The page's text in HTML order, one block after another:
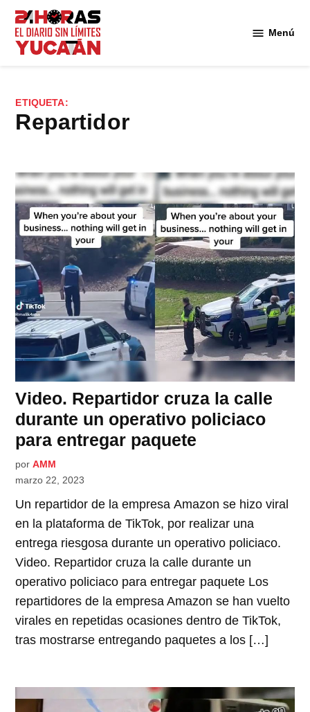
Saltar
contenido
Menú
ETIQUETA:
Repartidor
Video. Repartidor cruza la calle
durante un operativo policiaco
para entregar paquete
por AMM
marzo 22, 2023
Un repartidor de la empresa Amazon se hizo viral
en la plataforma de TikTok, por realizar una
entrega riesgosa durante un operativo policiaco.
Video. Repartidor cruza la calle durante un
operativo policiaco para entregar paquete Los
repartidores de la empresa Amazon se han vuelto
virales en repetidas ocasiones dentro de TikTok,
tras mostrarse entregando paquetes a los […]